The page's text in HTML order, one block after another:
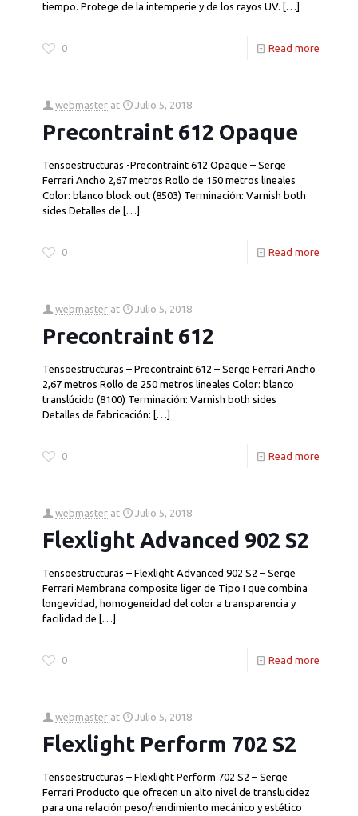
tiempo. Protege de la intemperie y de los rayos UV. […]
0 Read more
webmaster at Julio 5, 2018
Precontraint 612 Opaque
Tensoestructuras -Precontraint 612 Opaque – Serge
Ferrari Ancho 2,67 metros Rollo de 150 metros lineales
Color: blanco block out (8503) Terminación: Varnish both
sides Detalles de […]
0 Read more
webmaster at Julio 5, 2018
Precontraint 612
Tensoestructuras – Precontraint 612 – Serge Ferrari Ancho
2,67 metros Rollo de 250 metros lineales Color: blanco
translúcido (8100) Terminación: Varnish both sides
Detalles de fabricación: […]
0 Read more
webmaster at Julio 5, 2018
Flexlight Advanced 902 S2
Tensoestructuras – Flexlight Advanced 902 S2 – Serge
Ferrari Membrana composite liger de Tipo I que combina
longevidad, homogeneidad del color a transparencia y
facilidad de […]
0 Read more
webmaster at Julio 5, 2018
Flexlight Perform 702 S2
Tensoestructuras – Flexlight Perform 702 S2 – Serge
Ferrari Producto que ofrecen un alto nivel de translucidez
para una relación peso/rendimiento mecánico y estético